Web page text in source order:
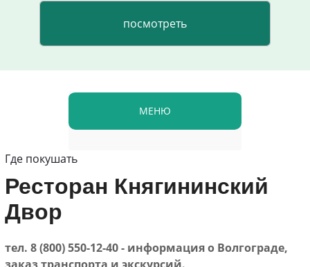
МЕНЮ
Где покушать
Ресторан Княгининский
Двор
тел. 8 (800) 550-12-40 - информация о Волгограде,